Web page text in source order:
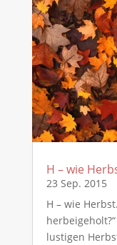
H – wie
23 Sep. 2015
H – wie
lustigen